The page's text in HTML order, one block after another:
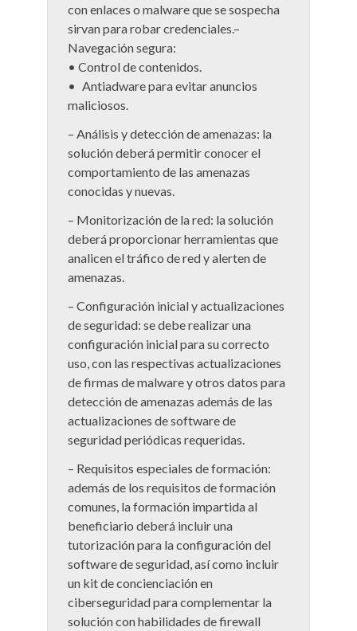
con enlaces o malware que se sospecha
sirvan para robar credenciales.–
Navegación segura:
• Control de contenidos.
• Antiadware para evitar anuncios
maliciosos.
– Análisis y detección de amenazas: la
solución deberá permitir conocer el
comportamiento de las amenazas
conocidas y nuevas.
– Monitorización de la red: la solución
deberá proporcionar herramientas que
analicen el tráfico de red y alerten de
amenazas.
– Configuración inicial y actualizaciones
de seguridad: se debe realizar una
configuración inicial para su correcto
uso, con las respectivas actualizaciones
de firmas de malware y otros datos para
detección de amenazas además de las
actualizaciones de software de
seguridad periódicas requeridas.
– Requisitos especiales de formación:
además de los requisitos de formación
comunes, la formación impartida al
beneficiario deberá incluir una
tutorización para la configuración del
software de seguridad, así como incluir
un kit de concienciación en
ciberseguridad para complementar la
solución con habilidades de firewall